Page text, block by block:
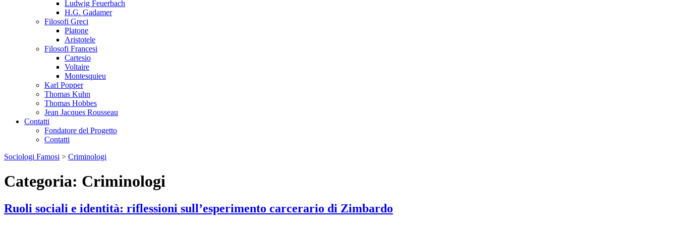
Ludwig Feuerbach
H.G. Gadamer
Filosofi Greci
Platone
Aristotele
Filosofi Francesi
Cartesio
Voltaire
Montesquieu
Karl Popper
Thomas Kuhn
Thomas Hobbes
Jean Jacques Rousseau
Contatti
Fondatore del Progetto
Contatti
Sociologi Famosi > Criminologi
Categoria: Criminologi
Ruoli sociali e identità: riflessioni sull’esperimento carcerario di Zimbardo